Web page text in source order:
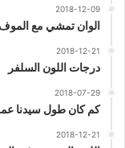
2018-12-09
الوان تمشي مع الموف
2018-12-21
درجات اللون السلفر
2018-07-29
كم كان طول سيدنا
2018-12-21